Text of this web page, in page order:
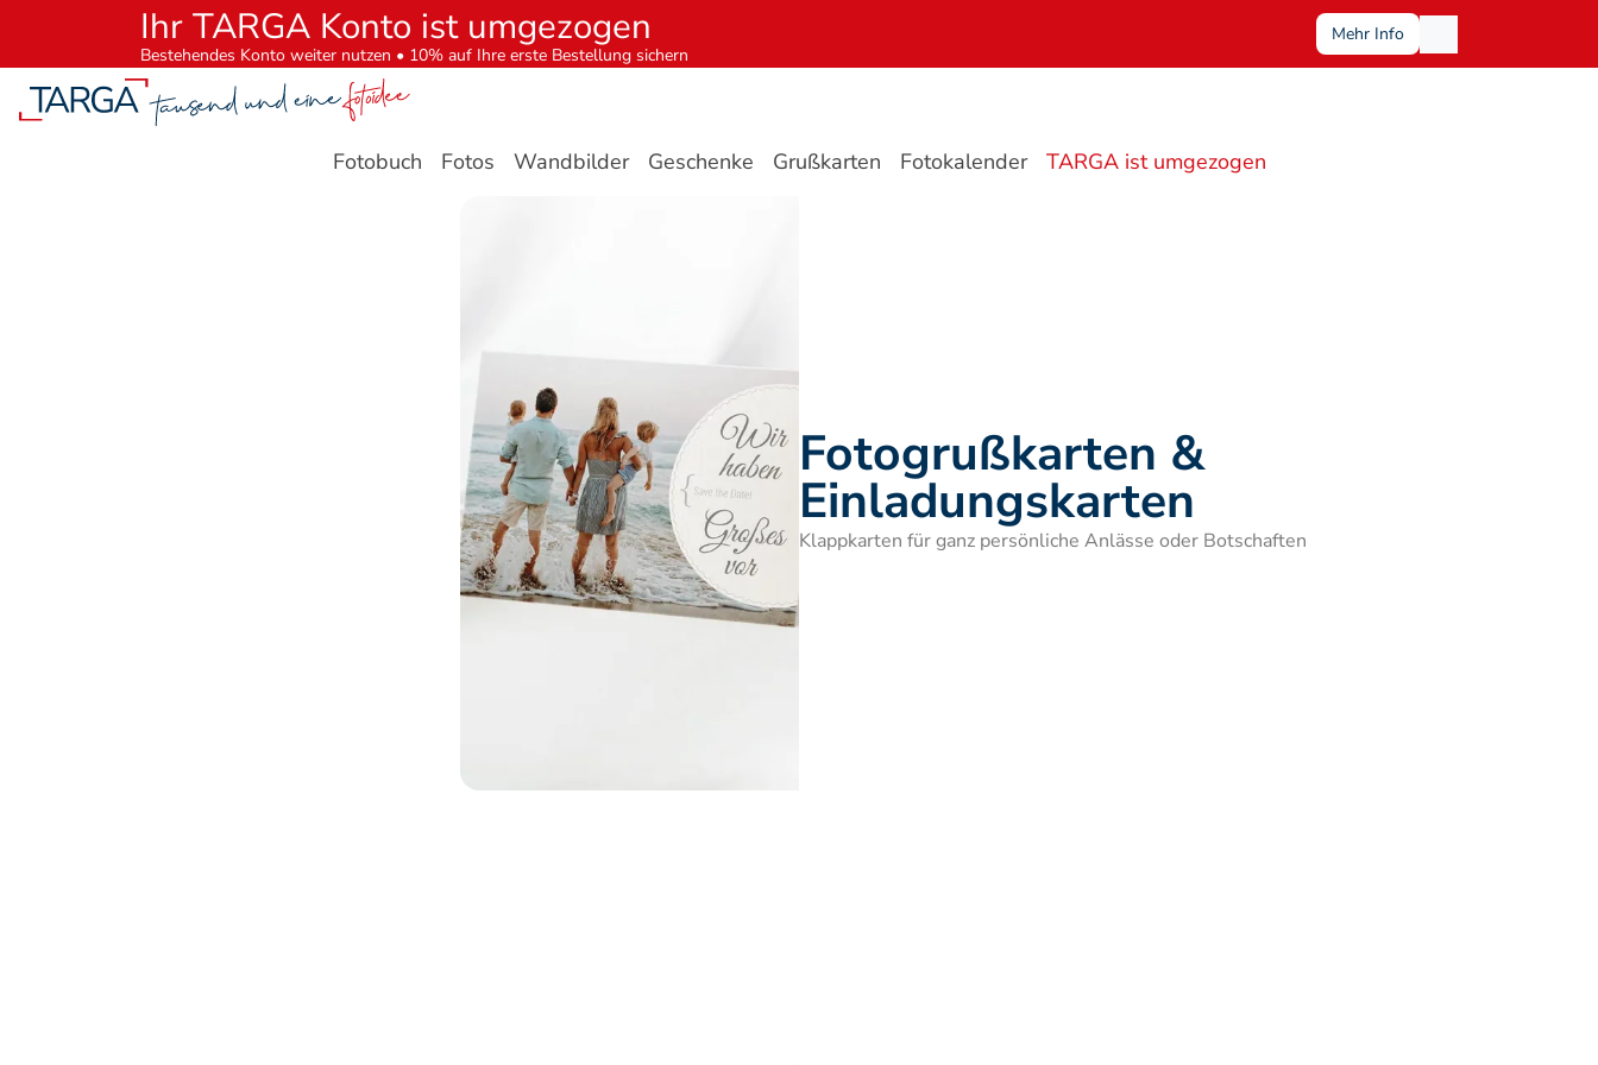
Ihr TARGA Konto ist umgezogen
Bestehendes Konto weiter nutzen • 10% auf Ihre erste Bestellung sichern
Mehr Info
Fotobuch Fotos Wandbilder Geschenke Grußkarten Fotokalender TARGA ist umgezogen
Fotogrußkarten &
Einladungskarten
Klappkarten für ganz persönliche Anlässe oder Botschaften